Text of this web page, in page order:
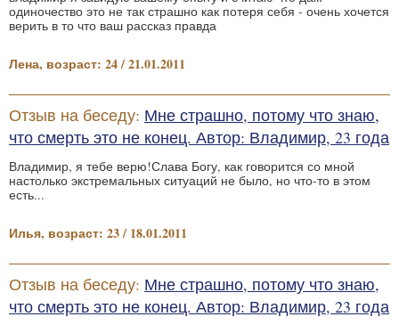
одиночество это не так страшно как потеря себя - очень хочется
верить в то что ваш рассказ правда
Лена, возраст: 24 / 21.01.2011
Отзыв на беседу: Мне страшно, потому что знаю,
что смерть это не конец. Автор: Владимир, 23 года
Владимир, я тебе верю!Слава Богу, как говорится со мной
настолько экстремальных ситуаций не было, но что-то в этом
есть...
Илья, возраст: 23 / 18.01.2011
Отзыв на беседу: Мне страшно, потому что знаю,
что смерть это не конец. Автор: Владимир, 23 года